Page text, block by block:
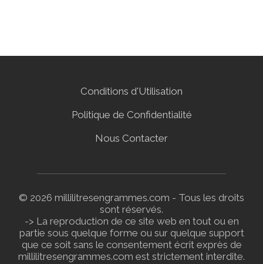
Conditions d'Utilisation
Politique de Confidentialité
Nous Contacter
© 2026 millilitresengrammes.com - Tous les droits
sont réservés.
-> La reproduction de ce site web en tout ou en
partie sous quelque forme ou sur quelque support
que ce soit sans le consentement écrit exprès de
millilitresengrammes.com est strictement interdite.